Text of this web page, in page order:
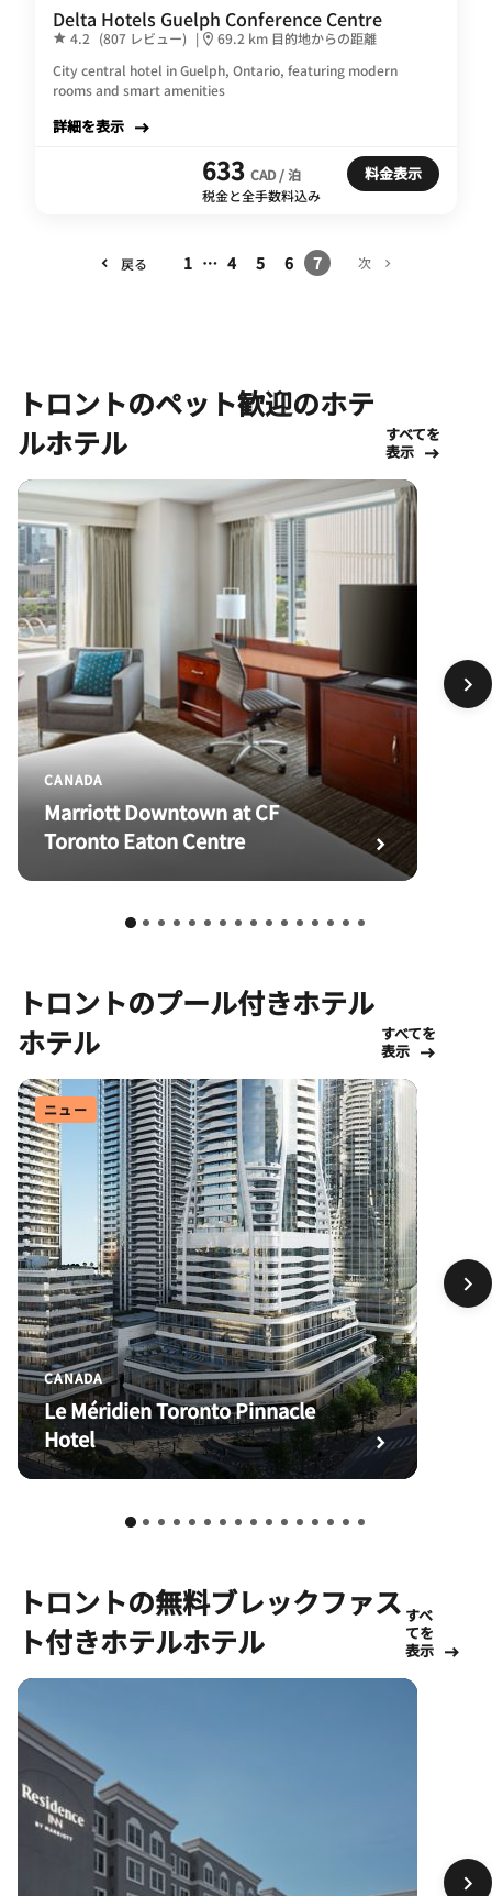
Delta Hotels Guelph Conference Centre
4.2 (807 レビュー) |
69.2 km 目的地からの距離
City central hotel in Guelph, Ontario, featuring modern
rooms and smart amenities
詳細を表示
633 CAD / 泊
税金と全手数料込み
料金表示
戻る 1 … 4 5 6 7 次
トロントのペット歓迎のホテ
ルホテル
すべてを
表示
CANADA
Marriott Downtown at CF
Toronto Eaton Centre
トロントのプール付きホテル
ホテル
すべてを
表示
ニュー
CANADA
Le Méridien Toronto Pinnacle
Hotel
トロントの無料ブレックファス
ト付きホテルホテル
すべ
てを
表示